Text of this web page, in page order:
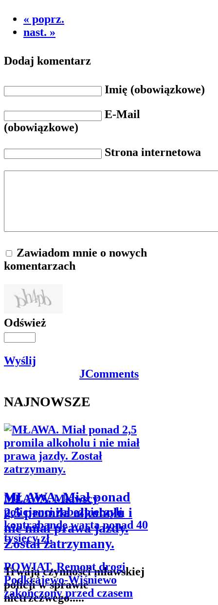
« poprz.
nast. »
Dodaj komentarz
Imię (obowiązkowe)
E-Mail
(obowiązkowe)
Strona internetowa
Zawiadom mnie o nowych
komentarzach
Odśwież
Wyślij
JComments
NAJNOWSZE
MŁAWA. Miał ponad
2,5 promila alkoholu i
nie miał prawa jazdy.
Został zatrzymany.
Trwają czynności mławskiej
policji w sprawie
nietrzeźwego.....
MŁAWA. Mławscy
policjanci zabezpieczyli
kontrabandę warta ponad 40
tysięcy zł.
POWIAT. Remont drogi
Podkrajewo-Wiśniewo
zakończony przed czasem